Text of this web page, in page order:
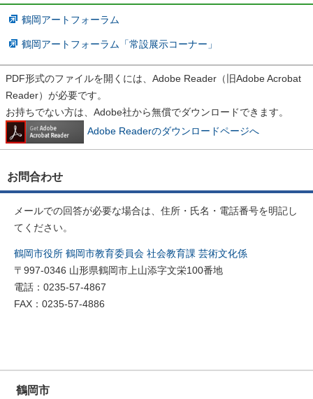
鶴岡アートフォーラム
鶴岡アートフォーラム「常設展示コーナー」
PDF形式のファイルを開くには、Adobe Reader（旧Adobe Acrobat
Reader）が必要です。
お持ちでない方は、Adobe社から無償でダウンロードできます。
Adobe Readerのダウンロードページへ
お問合わせ
メールでの回答が必要な場合は、住所・氏名・電話番号を明記し
てください。
鶴岡市役所 鶴岡市教育委員会 社会教育課 芸術文化係
〒997-0346 山形県鶴岡市上山添字文栄100番地
電話：0235-57-4867
FAX：0235-57-4886
鶴岡市